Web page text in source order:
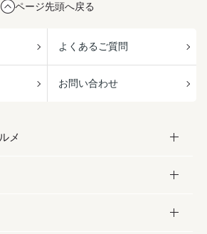
ページ先頭へ戻る
よくあるご質問
お問い合わせ
メ